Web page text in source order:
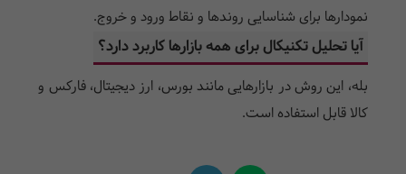
نمودارها برای شناسایی روندها و نقاط ورود و خروج.
آیا تحلیل تکنیکال برای همه بازارها کاربرد دارد؟
بله، این روش در بازارهایی مانند بورس، ارز دیجیتال، فارکس و
کالا قابل استفاده است.